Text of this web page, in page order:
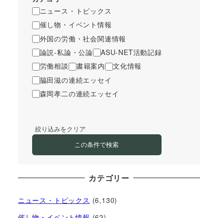
ニュース・トピックス
催し物・イベント情報
外国の労働・社会関連情報
論説-私論・公論
ASU-NET活動記録
労働相談
書籍案内
文化情報
脇田滋の連続エッセイ
森岡孝二の連続エッセイ
絞り込みをクリア
この条件で検索
カテゴリー
ニュース・トピックス (6,130)